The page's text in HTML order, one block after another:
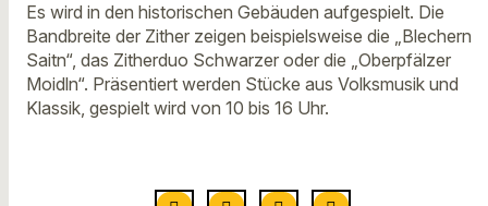
Es wird in den historischen Gebäuden aufgespielt. Die
Bandbreite der Zither zeigen beispielsweise die „Blechern
Saitn“, das Zitherduo Schwarzer oder die „Oberpfälzer
Moidln“. Präsentiert werden Stücke aus Volksmusik und
Klassik, gespielt wird von 10 bis 16 Uhr.